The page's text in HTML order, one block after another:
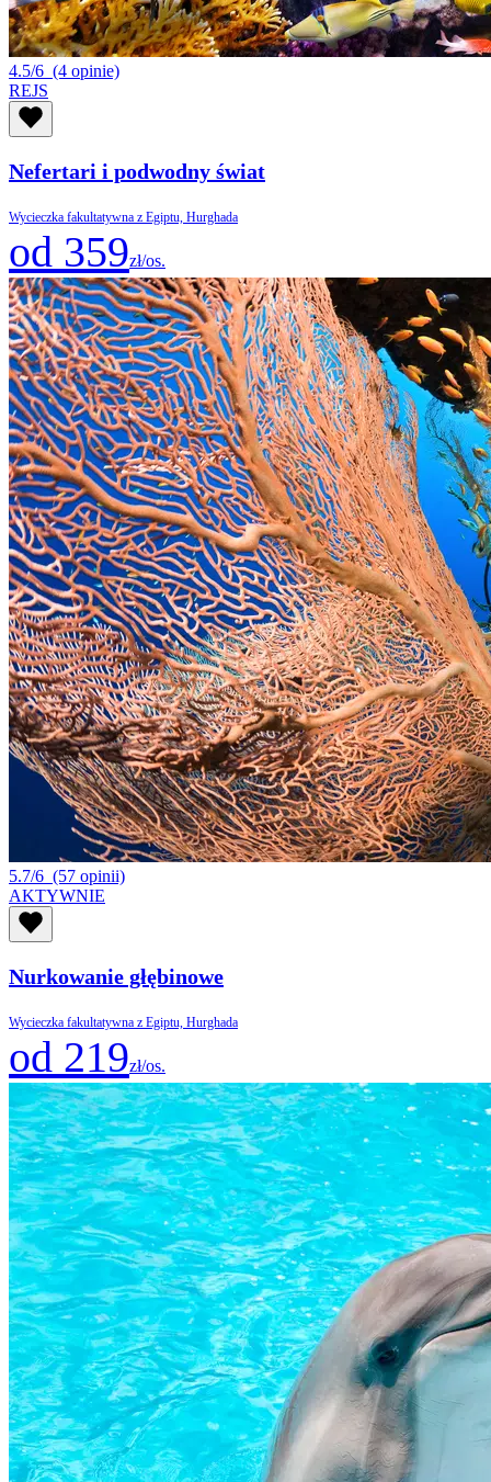
4.5/6 (4 opinie)
REJS
Nefertari i podwodny świat
Wycieczka fakultatywna z Egiptu, Hurghada
od 359zł/os.
5.7/6 (57 opinii)
AKTYWNIE
Nurkowanie głębinowe
Wycieczka fakultatywna z Egiptu, Hurghada
od 219zł/os.